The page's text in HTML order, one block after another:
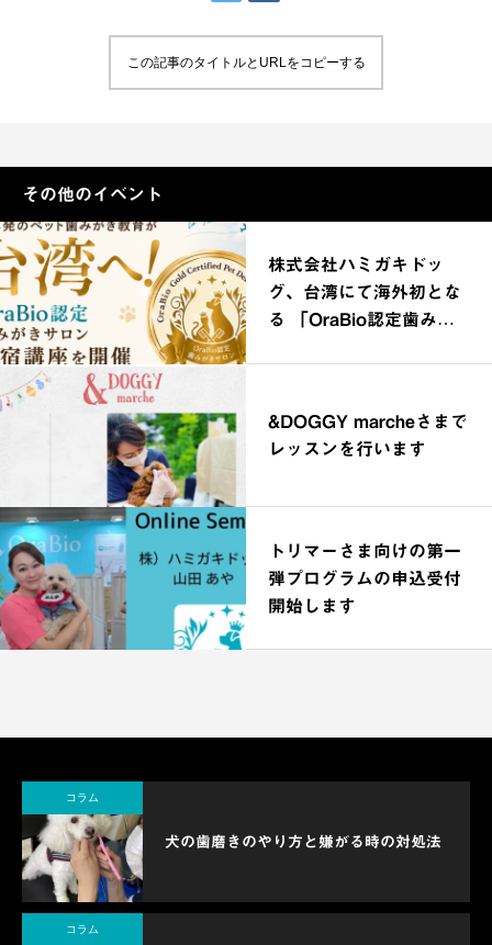
この記事のタイトルとURLをコピーする
その他のイベント
株式会社ハミガキドッ
グ、台湾にて海外初とな
る 「OraBio認定歯みが
&DOGGY marcheさまで
レッスンを行います
トリマーさま向けの第一
弾プログラムの申込受付
開始します
コラム
犬の歯磨きのやり方と嫌がる時の対処法
コラム